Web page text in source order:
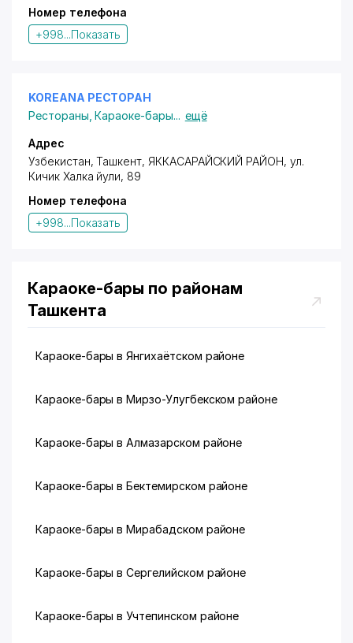
Номер телефона
+998...Показать
KOREANA РЕСТОРАН
Рестораны ,Караоке-бары... ещё
Адрес
Узбекистан, Ташкент, ЯККАСАРАЙСКИЙ РАЙОН, ул.
Кичик Халка йули, 89
Номер телефона
+998...Показать
Караоке-бары по районам
Ташкента
Караоке-бары в Янгихаётском районе
Караоке-бары в Мирзо-Улугбекском районе
Караоке-бары в Алмазарском районе
Караоке-бары в Бектемирском районе
Караоке-бары в Мирабадском районе
Караоке-бары в Сергелийском районе
Караоке-бары в Учтепинском районе